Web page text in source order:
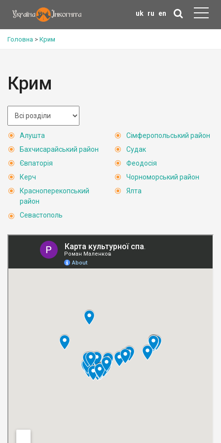
uk ru en
Головна > Крим
Крим
Алушта
Бахчисарайський район
Євпаторія
Керч
Красноперекопський
район
Севастополь
Сімферопольський район
Судак
Феодосія
Чорноморський район
Ялта